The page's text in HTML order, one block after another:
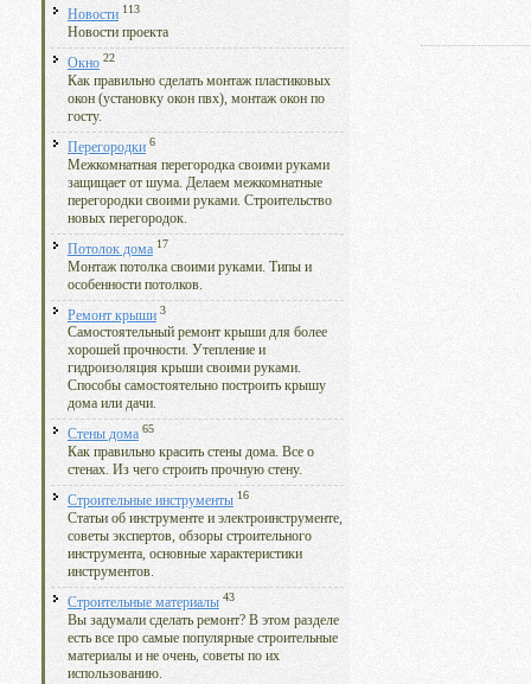
Новости 113
Новости проекта
Окно 22
Как правильно сделать монтаж пластиковых
окон (установку окон пвх), монтаж окон по
госту.
Перегородки 6
Межкомнатная перегородка своими руками
защищает от шума. Делаем межкомнатные
перегородки своими руками. Строительство
новых перегородок.
Потолок дома 17
Монтаж потолка своими руками. Типы и
особенности потолков.
Ремонт крыши 3
Самостоятельный ремонт крыши для более
хорошей прочности. Утепление и
гидроизоляция крыши своими руками.
Способы самостоятельно построить крышу
дома или дачи.
Стены дома 65
Как правильно красить стены дома. Все о
стенах. Из чего строить прочную стену.
Строительные инструменты 16
Статьи об инструменте и электроинструменте,
советы экспертов, обзоры строительного
инструмента, основные характеристики
инструментов.
Строительные материалы 43
Вы задумали сделать ремонт? В этом разделе
есть все про самые популярные строительные
материалы и не очень, советы по их
использованию.